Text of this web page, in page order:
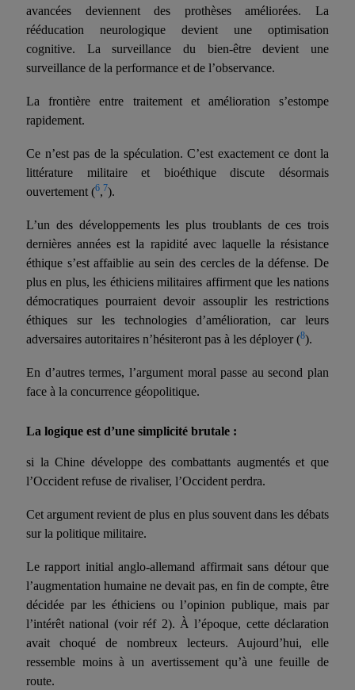
avancées deviennent des prothèses améliorées. La
rééducation neurologique devient une optimisation
cognitive. La surveillance du bien-être devient une
surveillance de la performance et de l’observance.
La frontière entre traitement et amélioration s’estompe
rapidement.
Ce n’est pas de la spéculation. C’est exactement ce dont la
littérature militaire et bioéthique discute désormais
ouvertement (6,7).
L’un des développements les plus troublants de ces trois
dernières années est la rapidité avec laquelle la résistance
éthique s’est affaiblie au sein des cercles de la défense. De
plus en plus, les éthiciens militaires affirment que les nations
démocratiques pourraient devoir assouplir les restrictions
éthiques sur les technologies d’amélioration, car leurs
adversaires autoritaires n’hésiteront pas à les déployer (8).
En d’autres termes, l’argument moral passe au second plan
face à la concurrence géopolitique.
La logique est d’une simplicité brutale :
si la Chine développe des combattants augmentés et que
l’Occident refuse de rivaliser, l’Occident perdra.
Cet argument revient de plus en plus souvent dans les débats
sur la politique militaire.
Le rapport initial anglo-allemand affirmait sans détour que
l’augmentation humaine ne devait pas, en fin de compte, être
décidée par les éthiciens ou l’opinion publique, mais par
l’intérêt national (voir réf 2). À l’époque, cette déclaration
avait choqué de nombreux lecteurs. Aujourd’hui, elle
ressemble moins à un avertissement qu’à une feuille de
route.